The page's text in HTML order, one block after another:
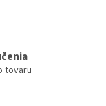
tovaru